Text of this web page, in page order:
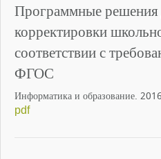
Программные решения
корректировки
соответствии с
ФГОС
Информатика и образование.
pdf